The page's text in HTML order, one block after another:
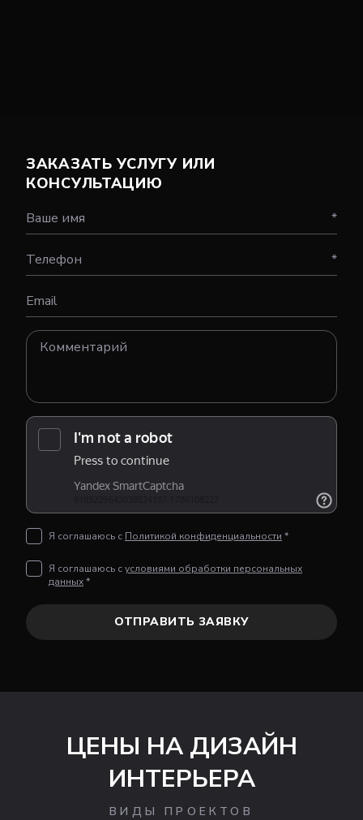
ЗАКАЗАТЬ УСЛУГУ ИЛИ
КОНСУЛЬТАЦИЮ
Ваше имя *
Телефон *
Email
Я соглашаюсь с Политикой конфиденциальности *
Я соглашаюсь сусловиями обработки персональных
данных*
ОТПРАВИТЬ ЗАЯВКУ
ЦЕНЫ НА ДИЗАЙН
ИНТЕРЬЕРА
ВИДЫ ПРОЕКТОВ